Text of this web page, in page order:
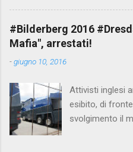
censurare
consensi ai
arrivare
governo non
Renziloni ,
mettere la
#Bilderberg 2016
Mafia", arrestati!
-giugno 10, 2016
Attivisti inglesi
esibito, di
svolgimento il
tedesca li ha